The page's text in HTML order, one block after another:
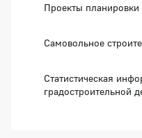
Проекты
Самовольное
Статистическая
градостроительной